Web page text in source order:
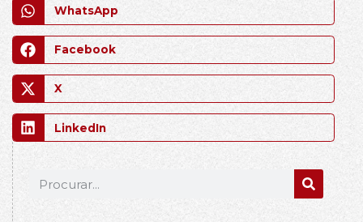
WhatsApp
Facebook
X
LinkedIn